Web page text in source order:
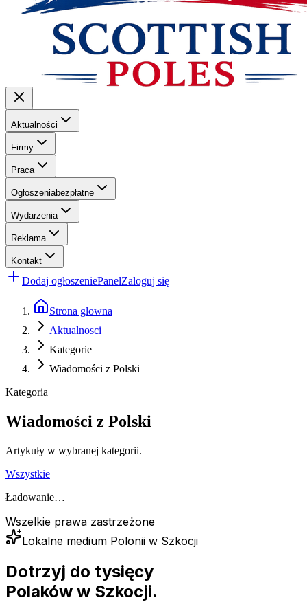
Aktualności
Firmy
Praca
Ogłoszeniabezpłatne
Wydarzenia
Reklama
Kontakt
Dodaj ogłoszeniePanelZaloguj się
Strona glowna
Aktualnosci
Kategorie
Wiadomości z Polski
Kategoria
Wiadomości z Polski
Artykuły w wybranej kategorii.
Wszystkie
Ładowanie…
Wszelkie prawa zastrzeżone
Lokalne medium Polonii w Szkocji
Dotrzyj do tysięcy
Polaków w Szkocji.